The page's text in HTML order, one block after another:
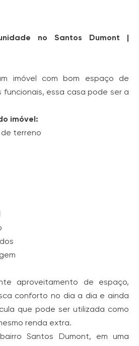
no Santos Dumont |
imóvel com bom espaço de
essa casa pode ser a
imóvel:
de terreno
aproveitamento de espaço,
conforto no dia a dia e ainda
que pode ser utilizada como
renda extra.
Santos Dumont, em uma